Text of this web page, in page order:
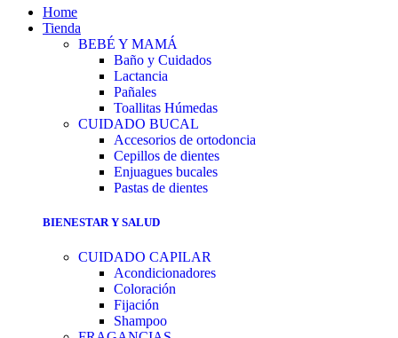
Home
Tienda
BEBÉ Y MAMÁ
Baño y Cuidados
Lactancia
Pañales
Toallitas Húmedas
CUIDADO BUCAL
Accesorios de ortodoncia
Cepillos de dientes
Enjuagues bucales
Pastas de dientes
BIENESTAR Y SALUD
CUIDADO CAPILAR
Acondicionadores
Coloración
Fijación
Shampoo